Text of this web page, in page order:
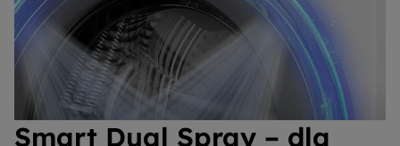
Smart Dual Spray – dla